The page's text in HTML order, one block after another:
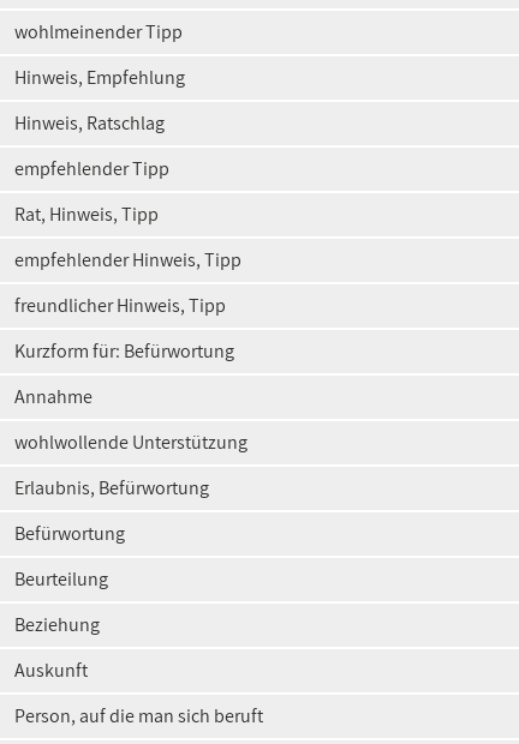
wohlmeinender Tipp
Hinweis, Empfehlung
Hinweis, Ratschlag
empfehlender Tipp
Rat, Hinweis, Tipp
empfehlender Hinweis, Tipp
freundlicher Hinweis, Tipp
Kurzform für: Befürwortung
Annahme
wohlwollende Unterstützung
Erlaubnis, Befürwortung
Befürwortung
Beurteilung
Beziehung
Auskunft
Person, auf die man sich beruft